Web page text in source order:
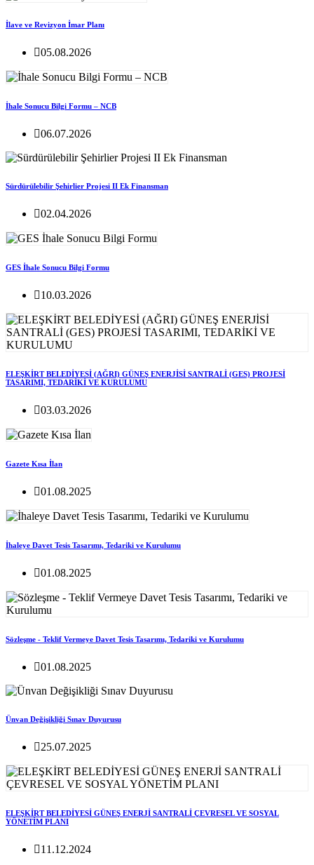
İlave ve Revizyon İmar Planı
05.08.2026
İhale Sonucu Bilgi Formu – NCB
06.07.2026
Sürdürülebilir Şehirlier Projesi II Ek Finansman
02.04.2026
GES İhale Sonucu Bilgi Formu
10.03.2026
ELEŞKİRT BELEDİYESİ (AĞRI) GÜNEŞ ENERJİSİ SANTRALİ (GES) PROJESİ
TASARIMI, TEDARİKİ VE KURULUMU
03.03.2026
Gazete Kısa İlan
01.08.2025
İhaleye Davet Tesis Tasarımı, Tedariki ve Kurulumu
01.08.2025
Sözleşme - Teklif Vermeye Davet Tesis Tasarımı, Tedariki ve Kurulumu
01.08.2025
Ünvan Değişikliği Sınav Duyurusu
25.07.2025
ELEŞKİRT BELEDİYESİ GÜNEŞ ENERJİ SANTRALİ ÇEVRESEL VE SOSYAL
YÖNETİM PLANI
11.12.2024